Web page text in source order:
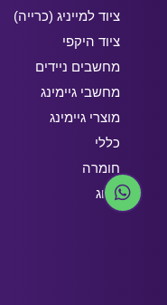
ציוד למייניג (כרייה)
ציוד היקפי
מחשבים ניידים
מחשבי גיימינג
מוצרי גיימינג
כללי
חומרה
בלוג